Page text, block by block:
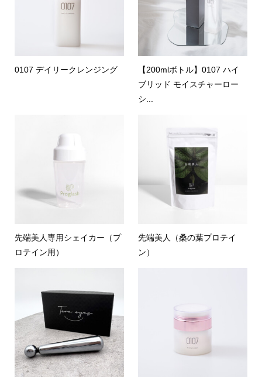
0107 デイリークレンジング
【200mlボトル】0107 ハイ
ブリッド モイスチャーロー
シ...
先端美人専用シェイカー（プ
ロテイン用）
先端美人（桑の葉プロテイ
ン）